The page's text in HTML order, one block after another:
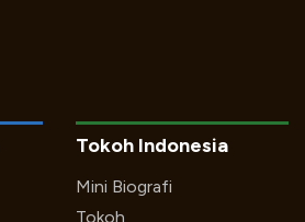
Tokoh Indonesia
Mini Biografi
Tokoh